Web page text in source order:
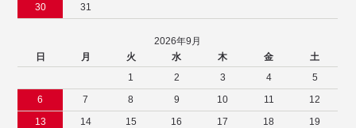
30
31
2026年9月
日
月 火 水 木 金
土
1
2 3 4
5
6
7 8 9 10 11
12
13
14 15 16 17 18
19